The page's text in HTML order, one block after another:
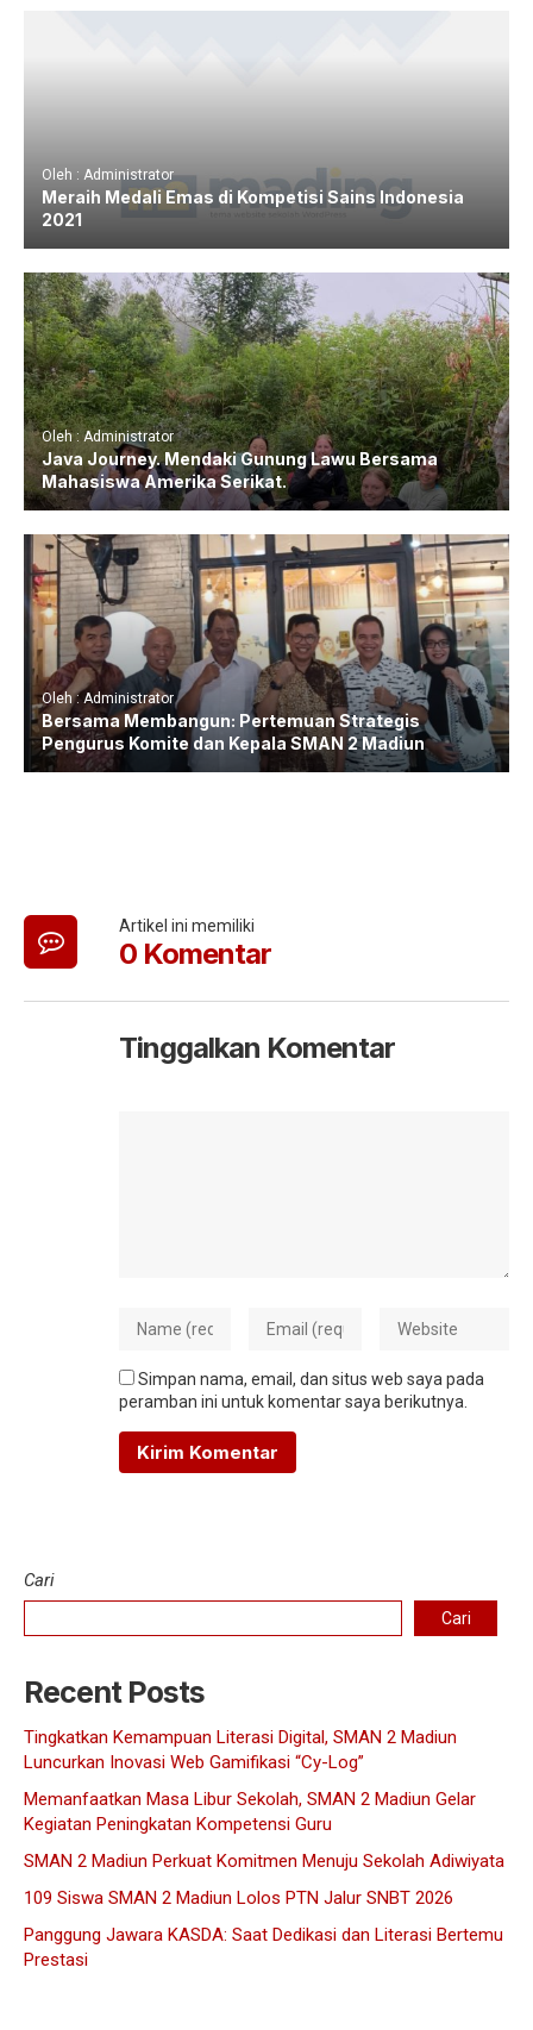
Oleh : Administrator
Meraih Medali Emas di Kompetisi Sains Indonesia
2021
Oleh : Administrator
Java Journey. Mendaki Gunung Lawu Bersama
Mahasiswa Amerika Serikat.
Oleh : Administrator
Bersama Membangun: Pertemuan Strategis
Pengurus Komite dan Kepala SMAN 2 Madiun
Artikel ini memiliki
0 Komentar
Tinggalkan Komentar
Simpan nama, email, dan situs web saya pada
peramban ini untuk komentar saya berikutnya.
Cari
Cari
Recent Posts
Tingkatkan Kemampuan Literasi Digital, SMAN 2 Madiun
Luncurkan Inovasi Web Gamifikasi “Cy-Log”
Memanfaatkan Masa Libur Sekolah, SMAN 2 Madiun Gelar
Kegiatan Peningkatan Kompetensi Guru
SMAN 2 Madiun Perkuat Komitmen Menuju Sekolah Adiwiyata
109 Siswa SMAN 2 Madiun Lolos PTN Jalur SNBT 2026
Panggung Jawara KASDA: Saat Dedikasi dan Literasi Bertemu
Prestasi